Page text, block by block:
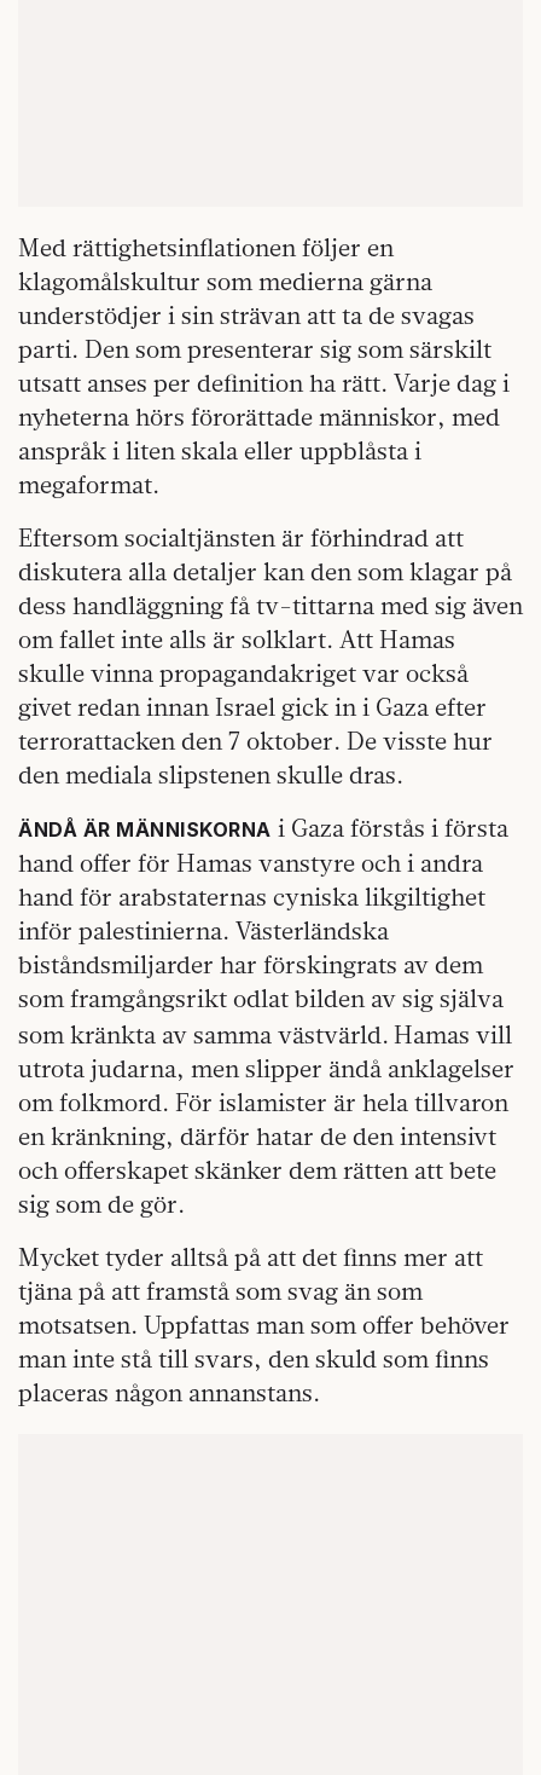
Med rättighetsinflationen följer en
klagomålskultur som medierna gärna
understödjer i sin strävan att ta de svagas
parti. Den som presenterar sig som särskilt
utsatt anses per definition ha rätt. Varje dag i
nyheterna hörs förorättade människor, med
anspråk i liten skala eller uppblåsta i
megaformat.
Eftersom socialtjänsten är förhindrad att
diskutera alla detaljer kan den som klagar på
dess handläggning få tv-tittarna med sig även
om fallet inte alls är solklart. Att Hamas
skulle vinna propagandakriget var också
givet redan innan Israel gick in i Gaza efter
terrorattacken den 7 oktober. De visste hur
den mediala slipstenen skulle dras.
ÄNDÅ ÄR MÄNNISKORNA i Gaza förstås i första
hand offer för Hamas vanstyre och i andra
hand för arabstaternas cyniska likgiltighet
inför palestinierna. Västerländska
biståndsmiljarder har förskingrats av dem
som framgångsrikt odlat bilden av sig själva
som kränkta av samma västvärld. Hamas vill
utrota judarna, men slipper ändå anklagelser
om folkmord. För islamister är hela tillvaron
en kränkning, därför hatar de den intensivt
och offerskapet skänker dem rätten att bete
sig som de gör.
Mycket tyder alltså på att det finns mer att
tjäna på att framstå som svag än som
motsatsen. Uppfattas man som offer behöver
man inte stå till svars, den skuld som finns
placeras någon annanstans.